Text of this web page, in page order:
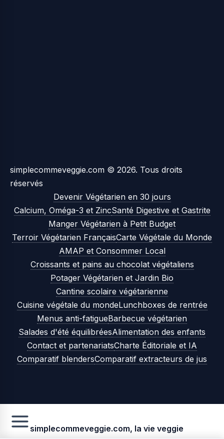
simplecommeveggie.com © 2026. Tous droits
réservés
Devenir Végétarien en 30 jours
Calcium, Oméga-3 et ZincSanté Digestive et Gastrite
Manger Végétarien à Petit Budget
Terroir Végétarien FrançaisCarte Végétale du Monde
AMAP et Consommer Local
Croissants et pains au chocolat végétaliens
Potager Végétarien et Jardin Bio
Cantine scolaire végétarienne
Cuisine végétale du mondeLunchboxes de rentrée
Menus anti-fatigueBarbecue végétarien
Salades d'été équilibréesAlimentation des enfants
Contact et partenariatsCharte Éditoriale et IA
Comparatif blendersComparatif extracteurs de jus
simplecommeveggie.com, la vie veggie